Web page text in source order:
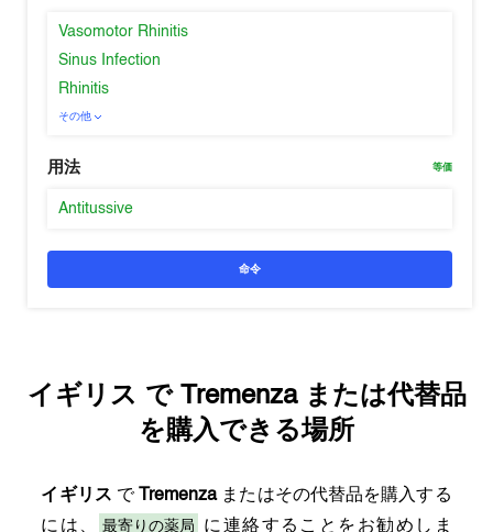
Vasomotor Rhinitis
Sinus Infection
Rhinitis
その他
用法 等価
Antitussive
命令
イギリス で Tremenzaまたは代替品
を購入できる場所
イギリス で Tremenzaまたはその代替品を購入する
には、
最寄りの薬局 に連絡することをお勧めしま